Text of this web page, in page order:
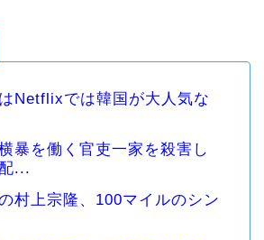
Netflixでは韓国が大人気な
暴を働く官吏一家を殺害し
...
村上宗隆、100マイルのシン